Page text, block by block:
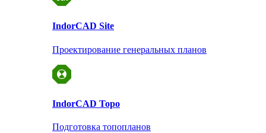
IndorCAD Site
Проектирование генеральных планов
IndorCAD Topo
Подготовка топопланов